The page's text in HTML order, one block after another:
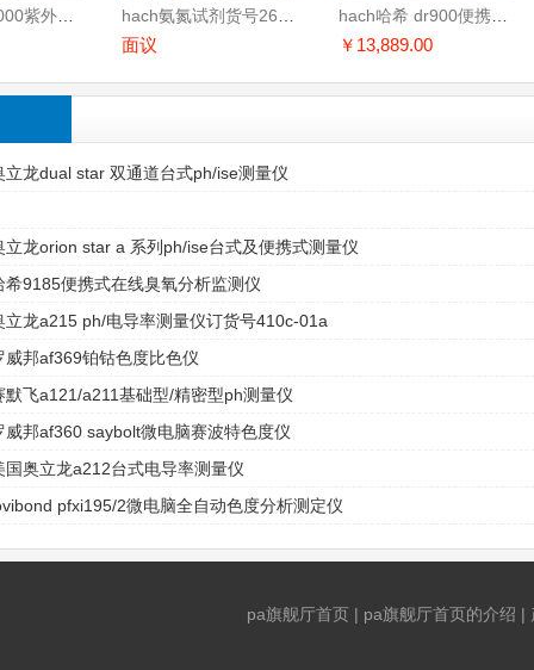
面议
hach哈希 dr900便携式多参数比色计 9385100-cn
￥13,889.00
立龙dual star 双通道台式ph/ise测量仪
立龙orion star a 系列ph/ise台式及便携式测量仪
希9185便携式在线臭氧分析监测仪
立龙a215 ph/电导率测量仪订货号410c-01a
威邦af369铂钴色度比色仪
默飞a121/a211基础型/精密型ph测量仪
威邦af360 saybolt微电脑赛波特色度仪
国奥立龙a212台式电导率测量仪
pfxi195/2微电脑全自动色度分析测定仪
pa旗舰厅首页 | pa旗舰厅首页的介绍 |